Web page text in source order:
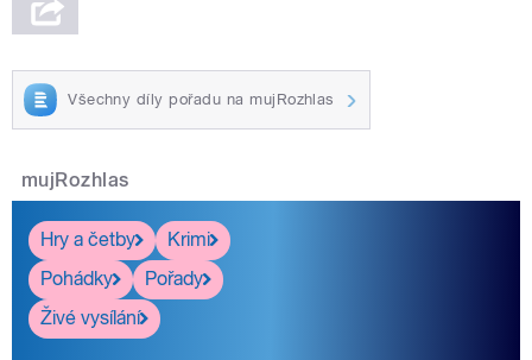
Všechny díly pořadu na mujRozhlas
mujRozhlas
Hry a četby
Krimi
Pohádky
Pořady
Živé vysílání